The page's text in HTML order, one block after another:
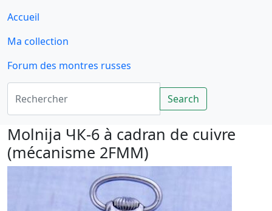
Accueil
Ma collection
Forum des montres russes
Rechercher
Search
Molnija ЧК-6 à cadran de cuivre
(mécanisme 2FMM)